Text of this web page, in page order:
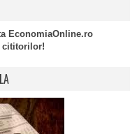
EconomiaOnline.ro
cititorilor!